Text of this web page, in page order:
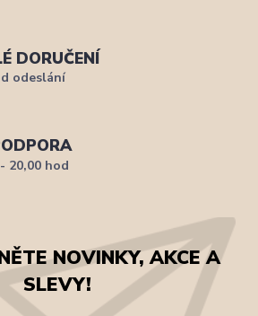
DORUČENÍ
odeslání
20,00 hod
NOVINKY, AKCE A
SLEVY!